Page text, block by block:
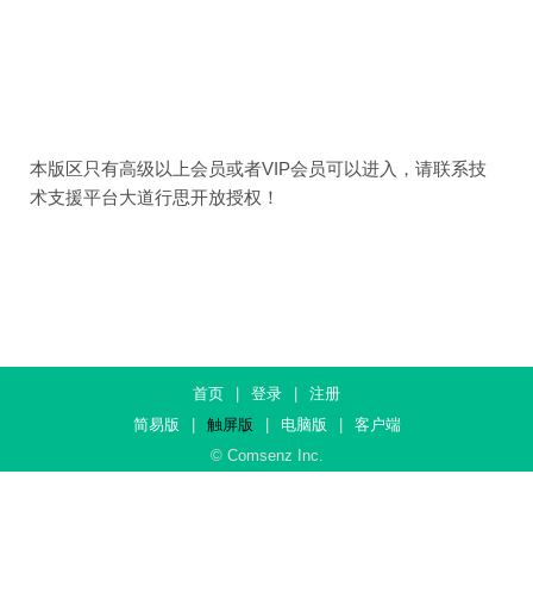
本版区只有高级以上会员或者VIP会员可以进入，请联系技
术支援平台大道行思开放授权！
首页 登录
注册
简易版
触屏版 电脑版
客户端
© Comsenz Inc.